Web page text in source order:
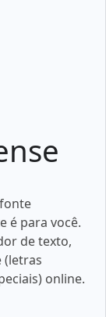
é para você.
de texto,
(letras
online.